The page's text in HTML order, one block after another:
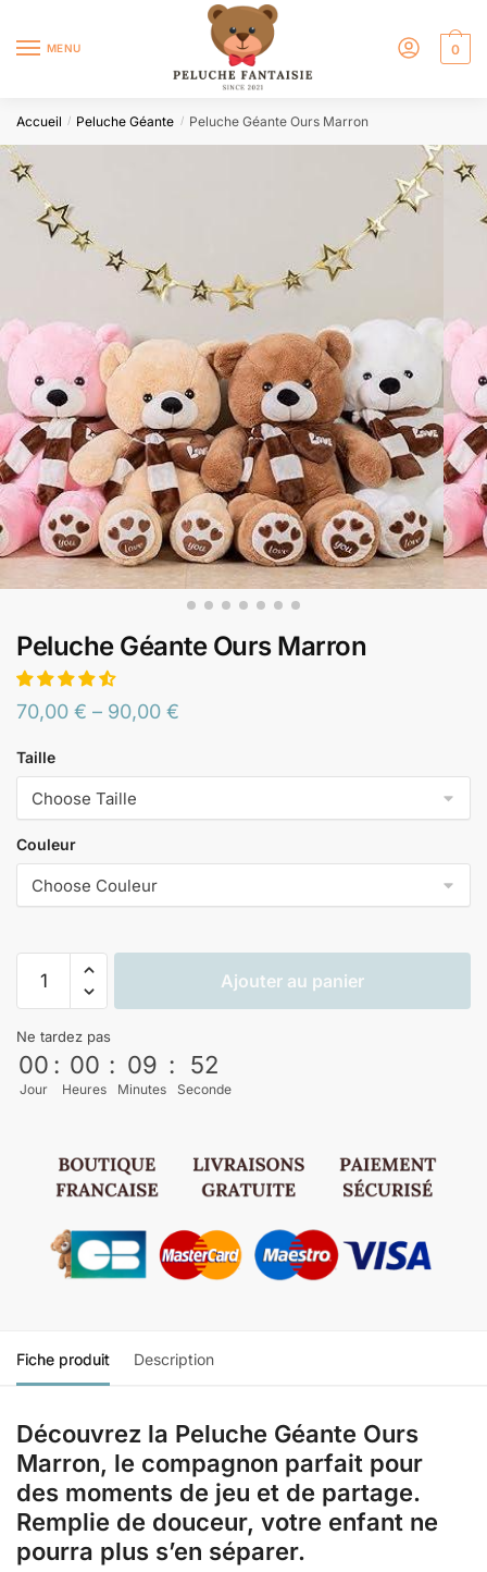
MENU 0
Accueil / Peluche Géante / Peluche Géante Ours Marron
Peluche Géante Ours Marron
70,00 € – 90,00 €
Taille
Couleur
Ajouter au panier
Ne tardez pas
00
Jour
: 00
Heures
: 09
Minutes
: 52
Seconde
Fiche produit Description
Découvrez la Peluche Géante Ours
Marron, le compagnon parfait pour
des moments de jeu et de partage.
Remplie de douceur, votre enfant ne
pourra plus s’en séparer.